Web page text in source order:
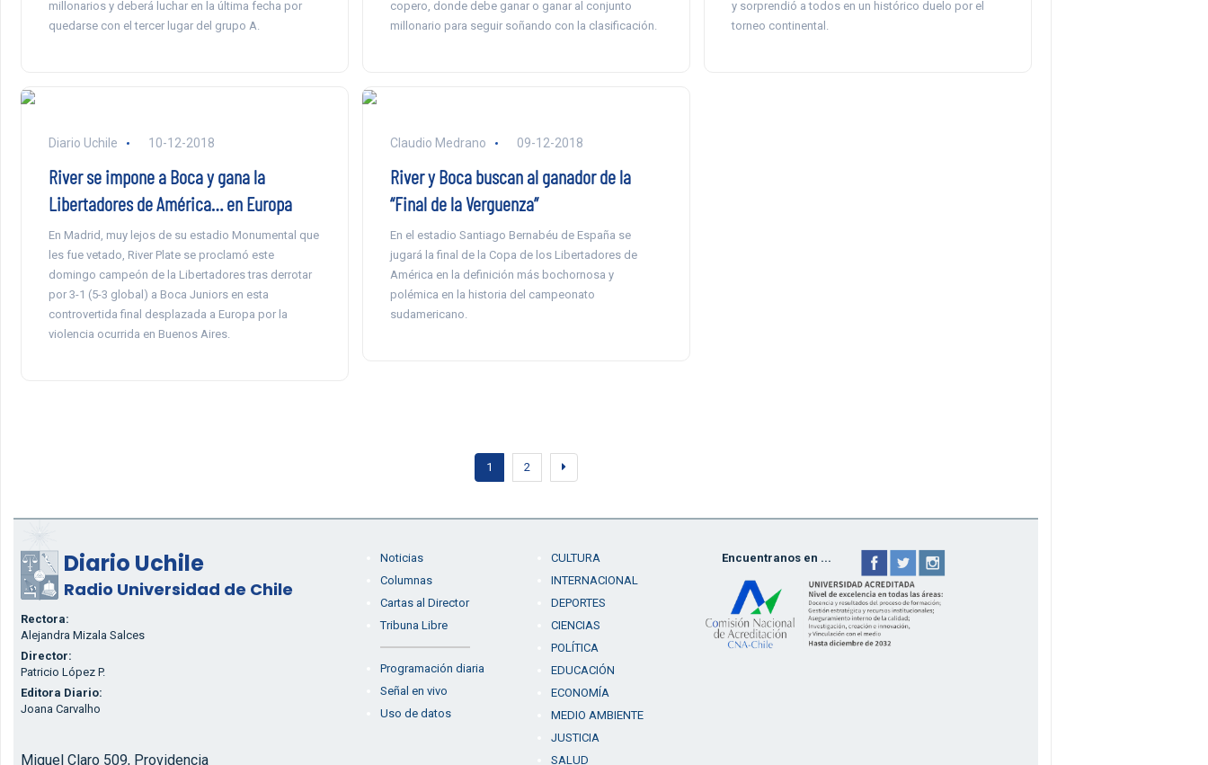
millonarios y deberá luchar en la última fecha por
quedarse con el tercer lugar del grupo A.
copero, donde debe ganar o ganar al conjunto
millonario para seguir soñando con la clasificación.
y sorprendió a todos en un histórico duelo por el
torneo continental.
Diario Uchile 10-12-2018
River se impone a Boca y gana la
Libertadores de América… en Europa
En Madrid, muy lejos de su estadio Monumental que
les fue vetado, River Plate se proclamó este
domingo campeón de la Libertadores tras derrotar
por 3-1 (5-3 global) a Boca Juniors en esta
controvertida final desplazada a Europa por la
violencia ocurrida en Buenos Aires.
Claudio Medrano 09-12-2018
River y Boca buscan al ganador de la
“Final de la Verguenza”
En el estadio Santiago Bernabéu de España se
jugará la final de la Copa de los Libertadores de
América en la definición más bochornosa y
polémica en la historia del campeonato
sudamericano.
1 2
Diario Uchile
Radio Universidad de Chile
Rectora:
Alejandra Mizala Salces
Director:
Patricio López P.
Editora Diario:
Joana Carvalho
Miguel Claro 509, Providencia
Noticias
Columnas
Cartas al Director
Tribuna Libre
Programación diaria
Señal en vivo
Uso de datos
CULTURA
INTERNACIONAL
DEPORTES
CIENCIAS
POLÍTICA
EDUCACIÓN
ECONOMÍA
MEDIO AMBIENTE
JUSTICIA
SALUD
Encuentranos en ...